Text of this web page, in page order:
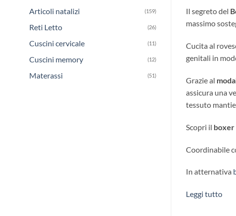
Articoli natalizi (159)
Reti Letto (26)
Cuscini cervicale (11)
Cuscini memory (12)
Materassi (51)
Il segreto del
massimo
Cucita al
genitali in
Grazie al
assicura una
tessuto
Scopri il boxer
Coordinabile
In atternativa
Leggi tutto